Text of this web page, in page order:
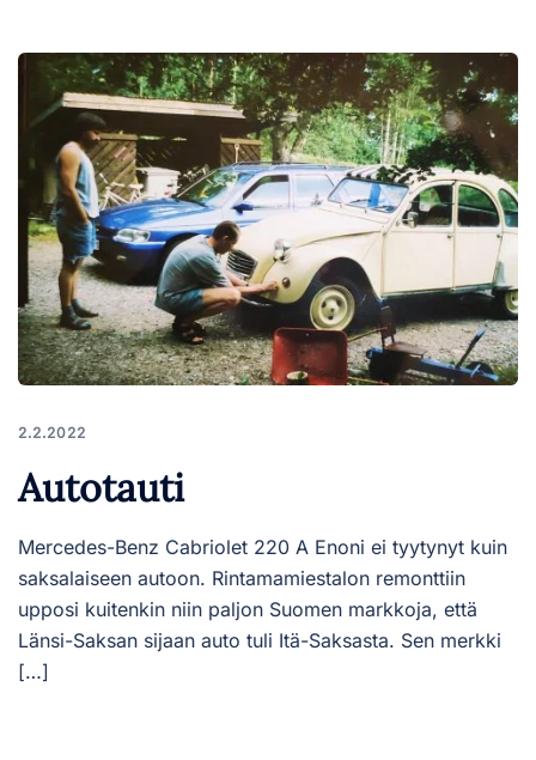
2.2.2022
Autotauti
Mercedes-Benz Cabriolet 220 A Enoni ei tyytynyt kuin
saksalaiseen autoon. Rintamamiestalon remonttiin
upposi kuitenkin niin paljon Suomen markkoja, että
Länsi-Saksan sijaan auto tuli Itä-Saksasta. Sen merkki
[…]